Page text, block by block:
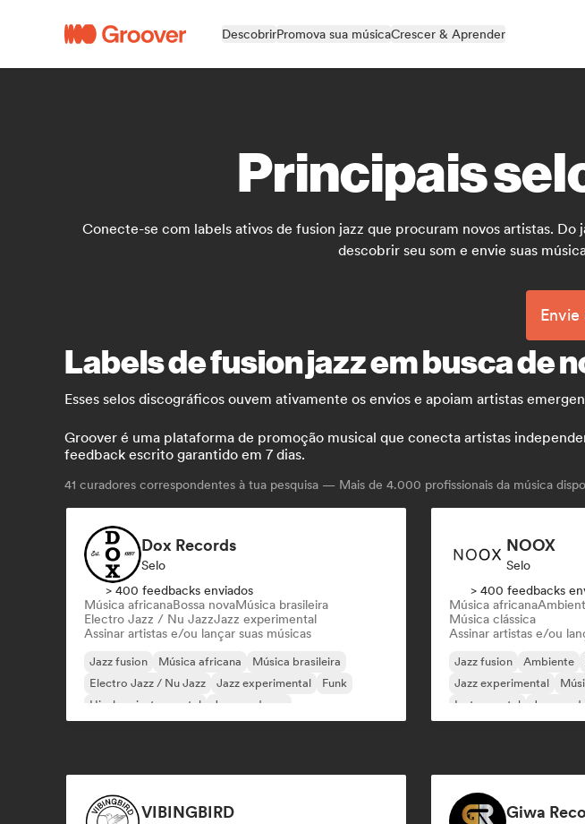
DescobrirPromova sua músicaCrescer & Aprender
Principais
Conecte-se com labels ativos de fusion jazz que procuram novos artistas.
descobrir seu som e envie suas
Envie
Labels de fusion jazz em busca de
Esses selos discográficos ouvem ativamente os envios e apoiam artistas
Groover é uma plataforma de promoção musical que conecta artistas
feedback escrito garantido em 7 dias.
41 curadores correspondentes à tua pesquisa — Mais de 4.000 profissionais da música
Dox Records
Selo
> 400 feedbacks enviados
Música africanaBossa novaMúsica brasileira
Electro Jazz / Nu JazzJazz experimental
Assinar artistas e/ou lançar suas músicas
Jazz fusion Música africana
Música brasileira
Electro Jazz / Nu Jazz
Jazz experimental
Funk
Hip-hop instrumental
Jazz moderno
NOOX
Selo
> 400 feedbacks
Música africana
Música clássica
Assinar artistas e/ou
Jazz fusion Ambiente
Jazz experimental
Instrumental
Jazz
VIBINGBIRD Giwa